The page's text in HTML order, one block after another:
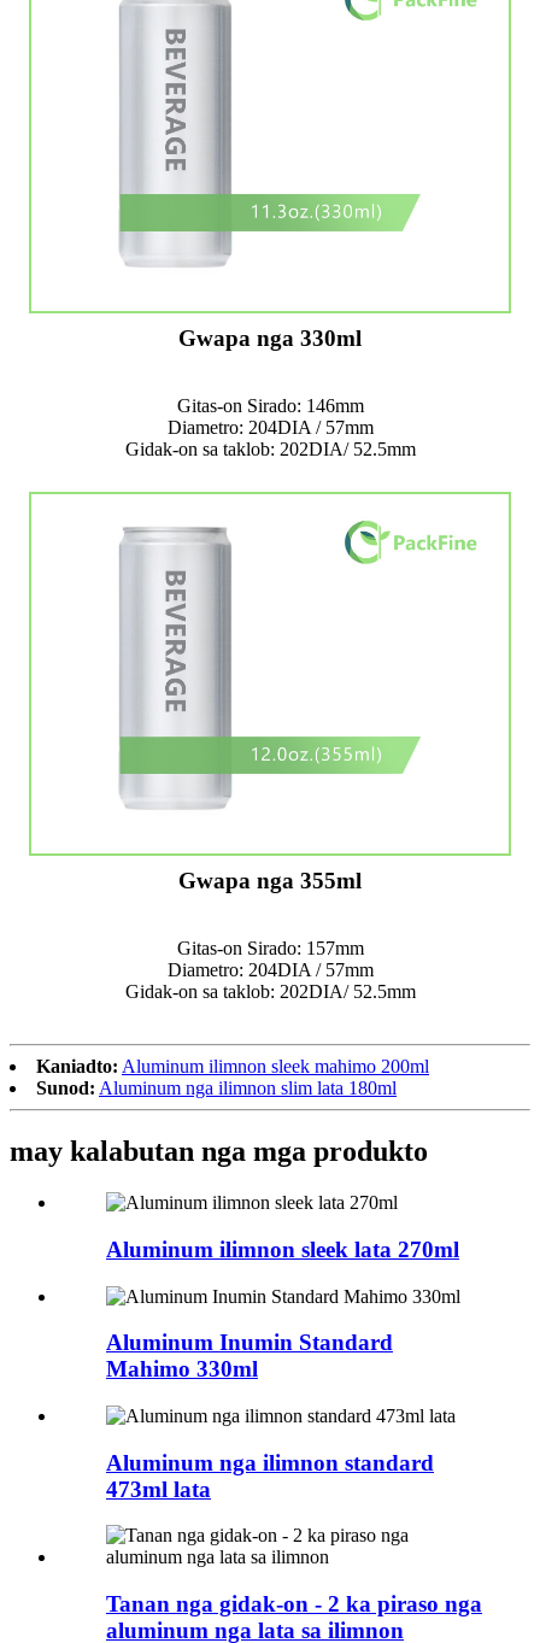
Gwapa nga 330ml
Gitas-on Sirado: 146mm
Diametro: 204DIA / 57mm
Gidak-on sa taklob: 202DIA/ 52.5mm
Gwapa nga 355ml
Gitas-on Sirado: 157mm
Diametro: 204DIA / 57mm
Gidak-on sa taklob: 202DIA/ 52.5mm
Kaniadto: Aluminum ilimnon sleek mahimo 200ml
Sunod: Aluminum nga ilimnon slim lata 180ml
may kalabutan nga mga produkto
Aluminum ilimnon sleek lata 270ml
Aluminum Inumin Standard
Mahimo 330ml
Aluminum nga ilimnon standard
473ml lata
Tanan nga gidak-on - 2 ka piraso nga
aluminum nga lata sa ilimnon